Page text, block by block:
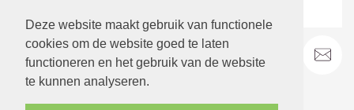
Deze website maakt gebruik van functionele
cookies om de website goed te laten
functioneren en het gebruik van de website
te kunnen analyseren.